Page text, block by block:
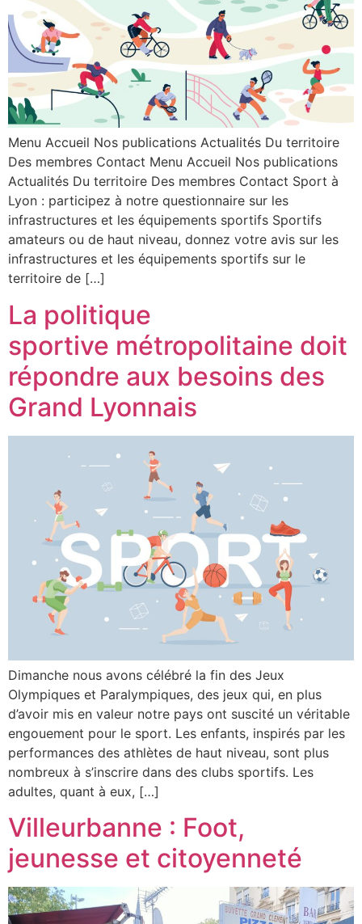
Menu Accueil Nos publications Actualités Du territoire
Des membres Contact Menu Accueil Nos publications
Actualités Du territoire Des membres Contact Sport à
Lyon : participez à notre questionnaire sur les
infrastructures et les équipements sportifs Sportifs
amateurs ou de haut niveau, donnez votre avis sur les
infrastructures et les équipements sportifs sur le
territoire de […]
La politique
sportive métropolitaine doit
répondre aux besoins des
Grand Lyonnais
Dimanche nous avons célébré la fin des Jeux
Olympiques et Paralympiques, des jeux qui, en plus
d’avoir mis en valeur notre pays ont suscité un véritable
engouement pour le sport. Les enfants, inspirés par les
performances des athlètes de haut niveau, sont plus
nombreux à s’inscrire dans des clubs sportifs. Les
adultes, quant à eux, […]
Villeurbanne : Foot,
jeunesse et citoyenneté